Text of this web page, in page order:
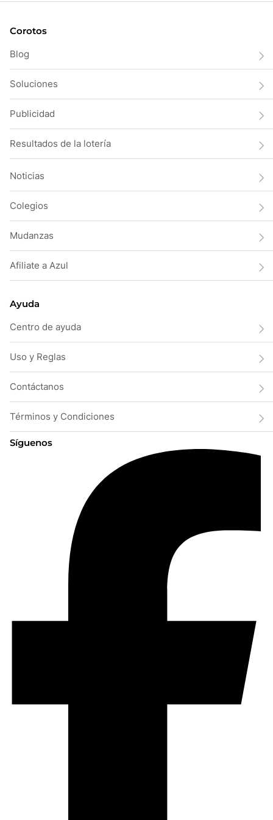
Corotos
Blog
Soluciones
Publicidad
Resultados de la lotería
Noticias
Colegios
Mudanzas
Afiliate a Azul
Ayuda
Centro de ayuda
Uso y Reglas
Contáctanos
Términos y Condiciones
Síguenos